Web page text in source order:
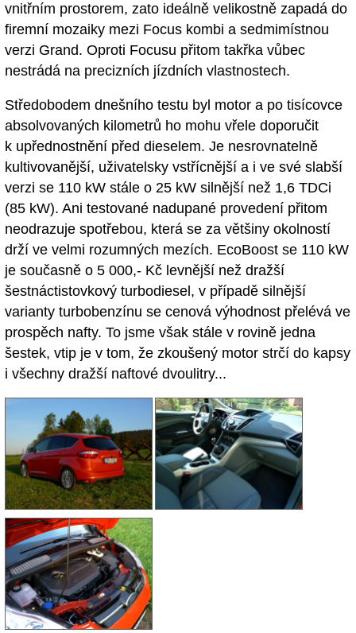
vnitřním prostorem, zato ideálně velikostně zapadá do
firemní mozaiky mezi Focus kombi a sedmimístnou
verzi Grand. Oproti Focusu přitom takřka vůbec
nestrádá na precizních jízdních vlastnostech.
Středobodem dnešního testu byl motor a po tisícovce
absolvovaných kilometrů ho mohu vřele doporučit
k upřednostnění před dieselem. Je nesrovnatelně
kultivovanější, uživatelsky vstřícnější a i ve své slabší
verzi se 110 kW stále o 25 kW silnější než 1,6 TDCi
(85 kW). Ani testované nadupané provedení přitom
neodrazuje spotřebou, která se za většiny okolností
drží ve velmi rozumných mezích. EcoBoost se 110 kW
je současně o 5 000,- Kč levnější než dražší
šestnáctistovkový turbodiesel, v případě silnější
varianty turbobenzínu se cenová výhodnost přelévá ve
prospěch nafty. To jsme však stále v rovině jedna
šestek, vtip je v tom, že zkoušený motor strčí do kapsy
i všechny dražší naftové dvoulitry...